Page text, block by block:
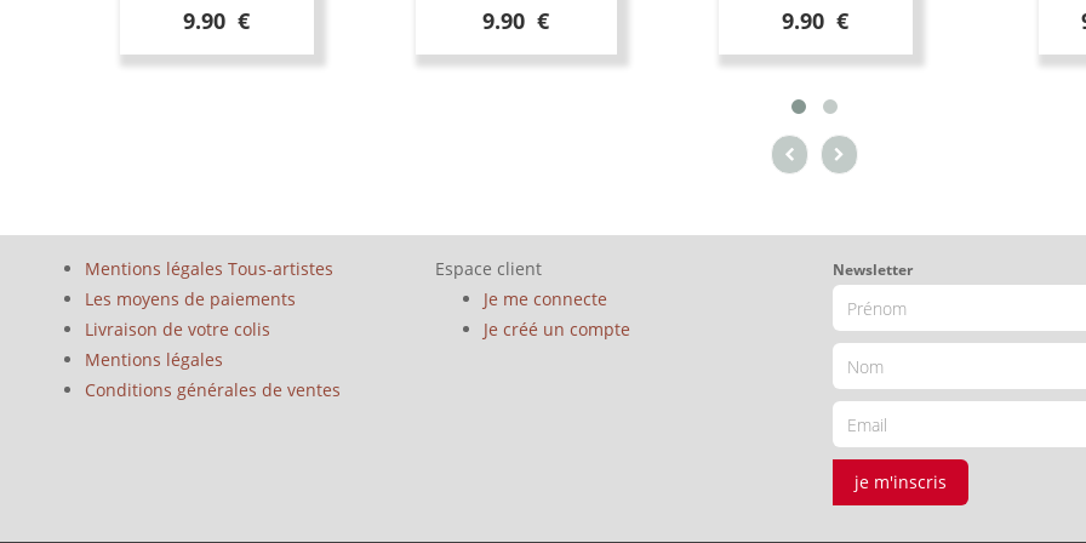
9.90 € 9.90 € 9.90 €
Mentions légales Tous-artistes
Les moyens de paiements
Livraison de votre colis
Mentions légales
Conditions générales de ventes
Espace client
Je me connecte
Je créé un compte
Newsletter
je m'inscris